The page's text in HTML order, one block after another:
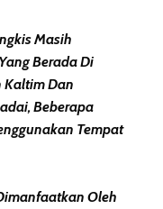
Masih
Berada Di
Kaltim Dan
Beberapa
Tempat
Oleh